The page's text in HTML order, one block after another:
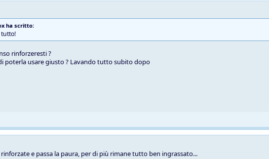
ha scritto:
rinforzeresti ?
poterla usare giusto ? Lavando tutto subito dopo
e passa la paura, per di più rimane tutto ben ingrassato...